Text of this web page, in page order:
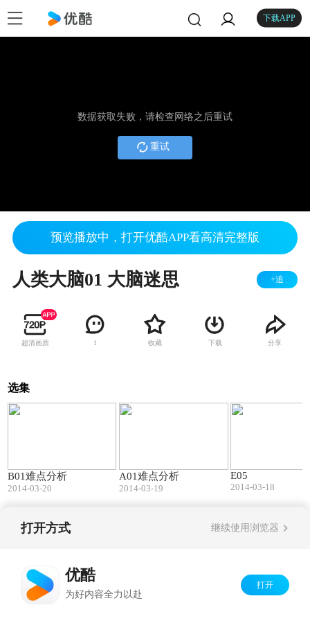
下载APP
数据获取失败，请检查网络之后重试
重试
预览播放中，打开优酷APP看高清完整版
人类大脑01 大脑迷思 +追
超清画质 1 收藏 下载 分享
选集
B01难点分析
2014-03-20
A01难点分析
2014-03-19
E05
2014-03-18
打开方式 继续使用浏览器
优酷
为好内容全力以赴
打开